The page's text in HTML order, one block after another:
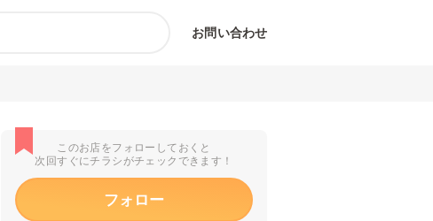
お問い合わせ
このお店をフォローしておくと
次回すぐにチラシがチェックできます！
フォロー